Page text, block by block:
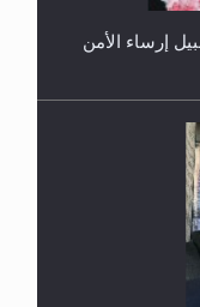
بنيجيريا لعام
إرساء الأمن